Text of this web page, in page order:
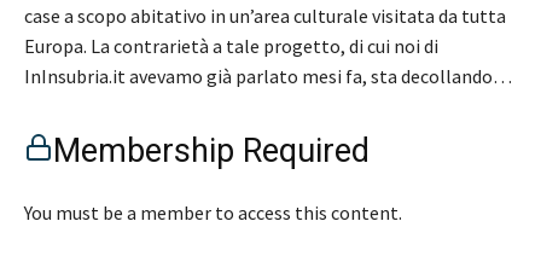
case a scopo abitativo in un’area culturale visitata da tutta
Europa. La contrarietà a tale progetto, di cui noi di
InInsubria.it avevamo già parlato mesi fa, sta decollando…
Membership Required
You must be a member to access this content.